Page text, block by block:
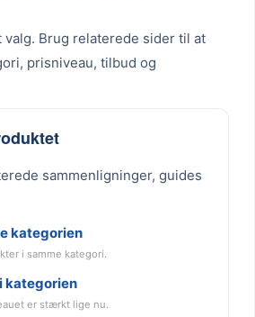
valg. Brug relaterede sider til at
prisniveau, tilbud og
sammenligninger, guides
kategorien
i samme kategori.
kategorien
er stærkt lige nu.